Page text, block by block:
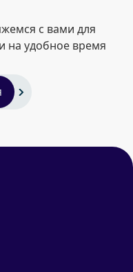
с вами для
на удобное время